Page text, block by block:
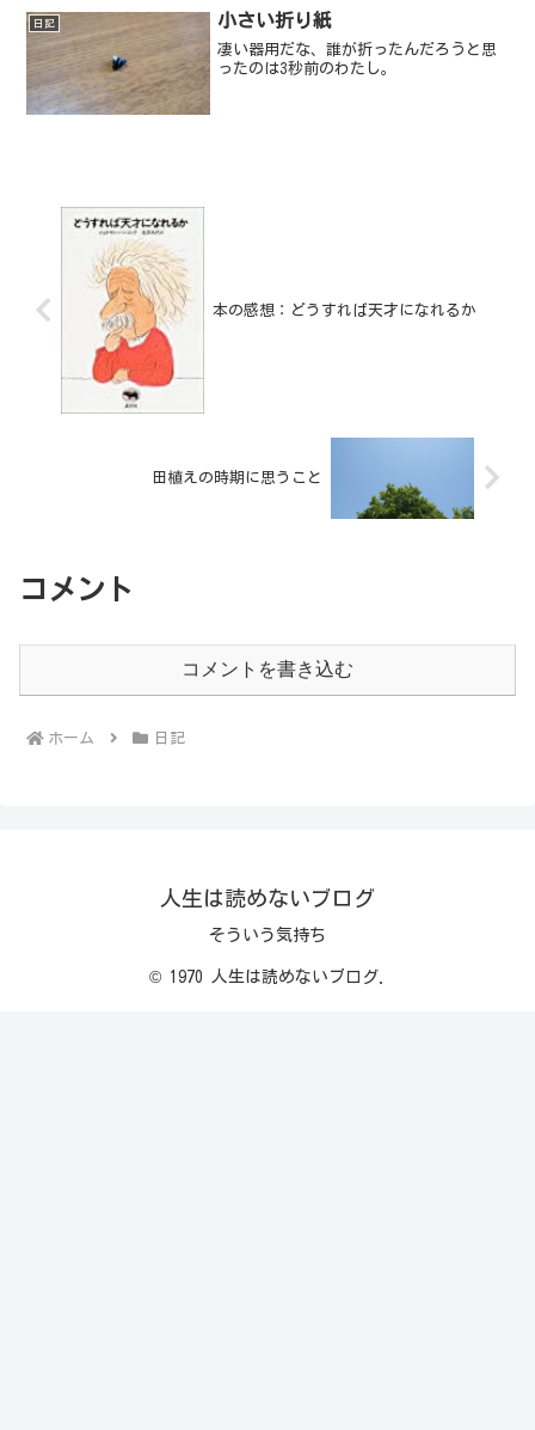
が、事実は違いました。
日記 小さい折り紙
凄い器用だな、誰が折ったんだろうと思
ったのは3秒前のわたし。
本の感想：どうすれば天才になれるか
田植えの時期に思うこと
コメント
コメントを書き込む
ホーム 日記
人生は読めないブログ
そういう気持ち
© 1970 人生は読めないブログ.